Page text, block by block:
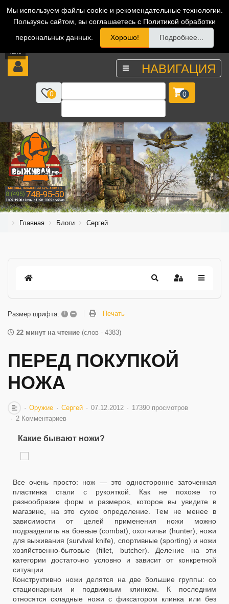
Мы используем файлы cookie и рекомендательные технологии.
Пользуясь сайтом, вы соглашаетесь с Политикой обработки
персональных данных.
Хорошо! Подробнее...
НАВИГАЦИЯ
0 0
Главная Блоги Сергей
Размер шрифта: + – Печать
22 минут на чтение (слов - 4383)
ПЕРЕД ПОКУПКОЙ
НОЖА
Оружие Сергей 07.12.2012
17390 просмотров
2 Комментариев
Какие бывают ножи?
Все очень просто: нож — это односторонне заточенная
пластинка стали с рукояткой. Как не похоже то
разнообразие форм и размеров, которое вы увидите в
магазине, на это сухое определение. Тем не менее в
зависимости от целей применения ножи можно
подразделить на боевые (combat), охотничьи (hunter), ножи
для выживания (survival knife), спортивные (sporting) и ножи
хозяйственно-бытовые (fillet, butcher). Деление на эти
категории достаточно условно и зависит от конкретной
ситуации.
Конструктивно ножи делятся на две большие группы: со
стационарным и подвижным клинком. К последним
относятся складные ножи с фиксатором клинка или без